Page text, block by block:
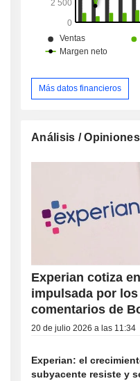
Más datos financieros
Análisis / Opiniones
Experian cotiza
impulsada por los
comentarios de
20 de julio 2026 a las 11:34
Experian: el
subyacente resiste y